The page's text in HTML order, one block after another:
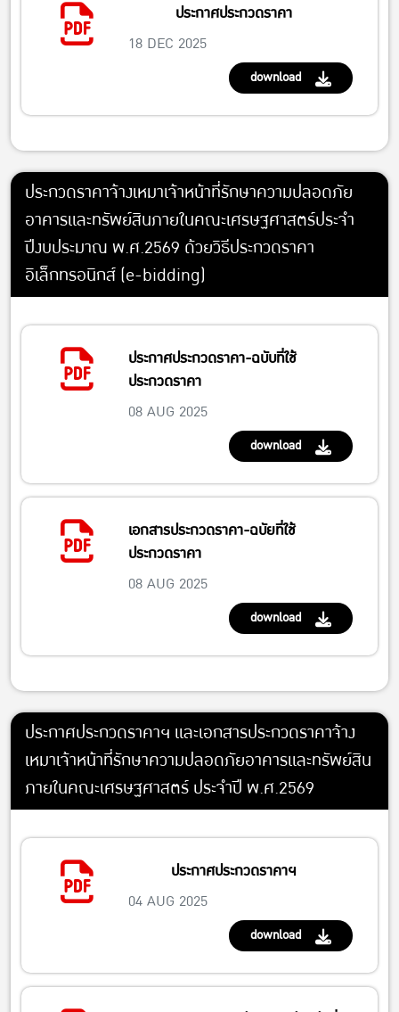
ประกาศประกวดราคา
18 DEC 2025
download
ประกวดราคาจ้างเหมาเจ้าหน้าที่รักษาความปลอดภัย
อาคารและทรัพย์สินภายในคณะเศรษฐศาสตร์ประจำ
ปีงบประมาณ พ.ศ.2569 ด้วยวิธีประกวดราคา
อิเล็กทรอนิกส์ (e-bidding)
ประกาศประกวดราคา-ฉบับที่ใช้
ประกวดราคา
08 AUG 2025
download
เอกสารประกวดราคา-ฉบัยที่ใช้
ประกวดราคา
08 AUG 2025
download
ประกาศประกวดราคาฯ และเอกสารประกวดราคาจ้าง
เหมาเจ้าหน้าที่รักษาความปลอดภัยอาคารและทรัพย์สิน
ภายในคณะเศรษฐศาสตร์ ประจำปี พ.ศ.2569
ประกาศประกวดราคาฯ
04 AUG 2025
download